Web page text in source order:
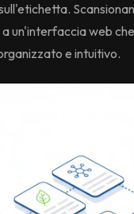
un'interfaccia web
e intuitivo.